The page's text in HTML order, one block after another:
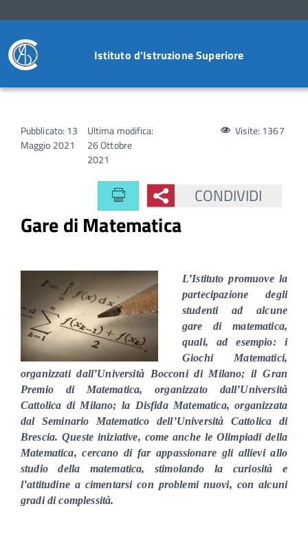
Istituto d'Istruzione Superiore
Pubblicato: 13
Maggio 2021
Ultima modifica:
26 Ottobre
2021
Visite: 1367
CONDIVIDI
Gare di Matematica
L’Istituto promuove la
partecipazione degli
studenti ad alcune
gare di matematica,
quali, ad esempio: i
Giochi Matematici,
organizzati dall’Università Bocconi di Milano; il Gran
Premio di Matematica, organizzato dall’Università
Cattolica di Milano; la Disfida Matematica, organizzata
dal Seminario Matematico dell’Università Cattolica di
Brescia. Queste iniziative, come anche le Olimpiadi della
Matematica, cercano di far appassionare gli allievi allo
studio della matematica, stimolando la curiosità e
l’attitudine a cimentarsi con problemi nuovi, con alcuni
gradi di complessità.